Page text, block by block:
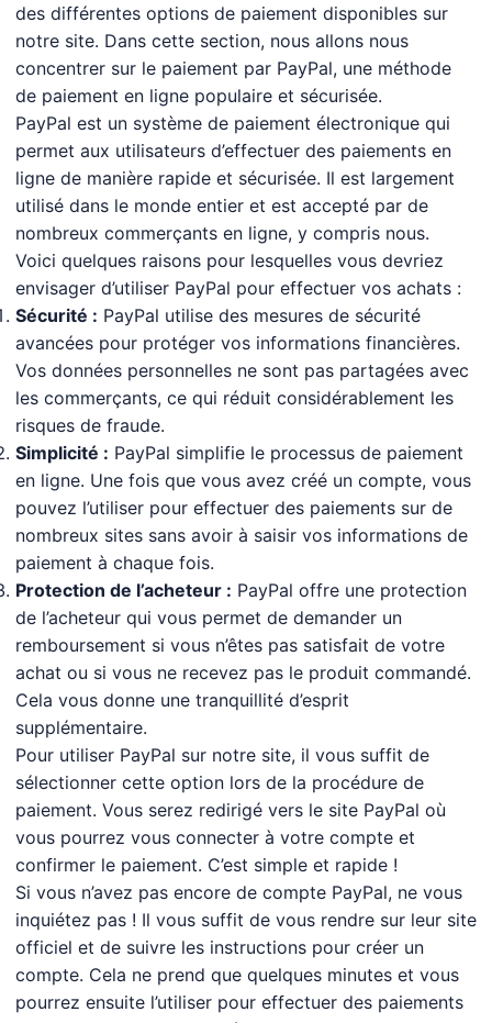
des différentes options de paiement disponibles sur
notre site. Dans cette section, nous allons nous
concentrer sur le paiement par PayPal, une méthode
de paiement en ligne populaire et sécurisée.
PayPal est un système de paiement électronique qui
permet aux utilisateurs d’effectuer des paiements en
ligne de manière rapide et sécurisée. Il est largement
utilisé dans le monde entier et est accepté par de
nombreux commerçants en ligne, y compris nous.
Voici quelques raisons pour lesquelles vous devriez
envisager d’utiliser PayPal pour effectuer vos achats :
Sécurité : PayPal utilise des mesures de sécurité
avancées pour protéger vos informations financières.
Vos données personnelles ne sont pas partagées avec
les commerçants, ce qui réduit considérablement les
risques de fraude.
Simplicité : PayPal simplifie le processus de paiement
en ligne. Une fois que vous avez créé un compte, vous
pouvez l’utiliser pour effectuer des paiements sur de
nombreux sites sans avoir à saisir vos informations de
paiement à chaque fois.
Protection de l’acheteur : PayPal offre une protection
de l’acheteur qui vous permet de demander un
remboursement si vous n’êtes pas satisfait de votre
achat ou si vous ne recevez pas le produit commandé.
Cela vous donne une tranquillité d’esprit
supplémentaire.
Pour utiliser PayPal sur notre site, il vous suffit de
sélectionner cette option lors de la procédure de
paiement. Vous serez redirigé vers le site PayPal où
vous pourrez vous connecter à votre compte et
confirmer le paiement. C’est simple et rapide !
Si vous n’avez pas encore de compte PayPal, ne vous
inquiétez pas ! Il vous suffit de vous rendre sur leur site
officiel et de suivre les instructions pour créer un
compte. Cela ne prend que quelques minutes et vous
pourrez ensuite l’utiliser pour effectuer des paiements